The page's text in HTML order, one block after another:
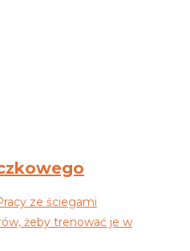
ze ściegami
żeby trenować je w